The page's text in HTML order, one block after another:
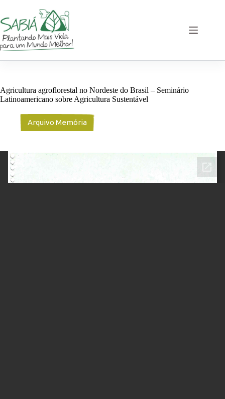
o
conteúdo
Agricultura agroflorestal no Nordeste do Brasil – Seminário
Latinoamericano sobre Agricultura Sustentável
Arquivo Memória